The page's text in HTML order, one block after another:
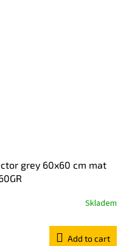
grey 60x60 cm mat
Skladem
Add to cart